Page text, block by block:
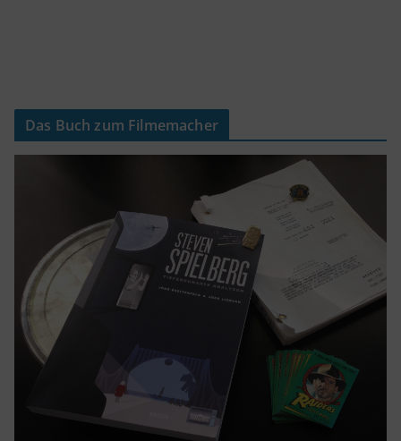
Das Buch zum Filmemacher